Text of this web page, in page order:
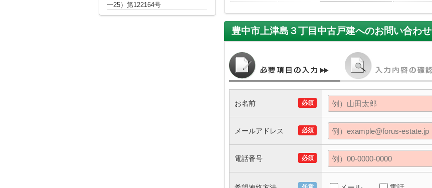
豊中市上津島３丁目中古戸建へのお問い合わせ
必須
お名前
必須
メールアドレス
必須
電話番号
一25）第122164号